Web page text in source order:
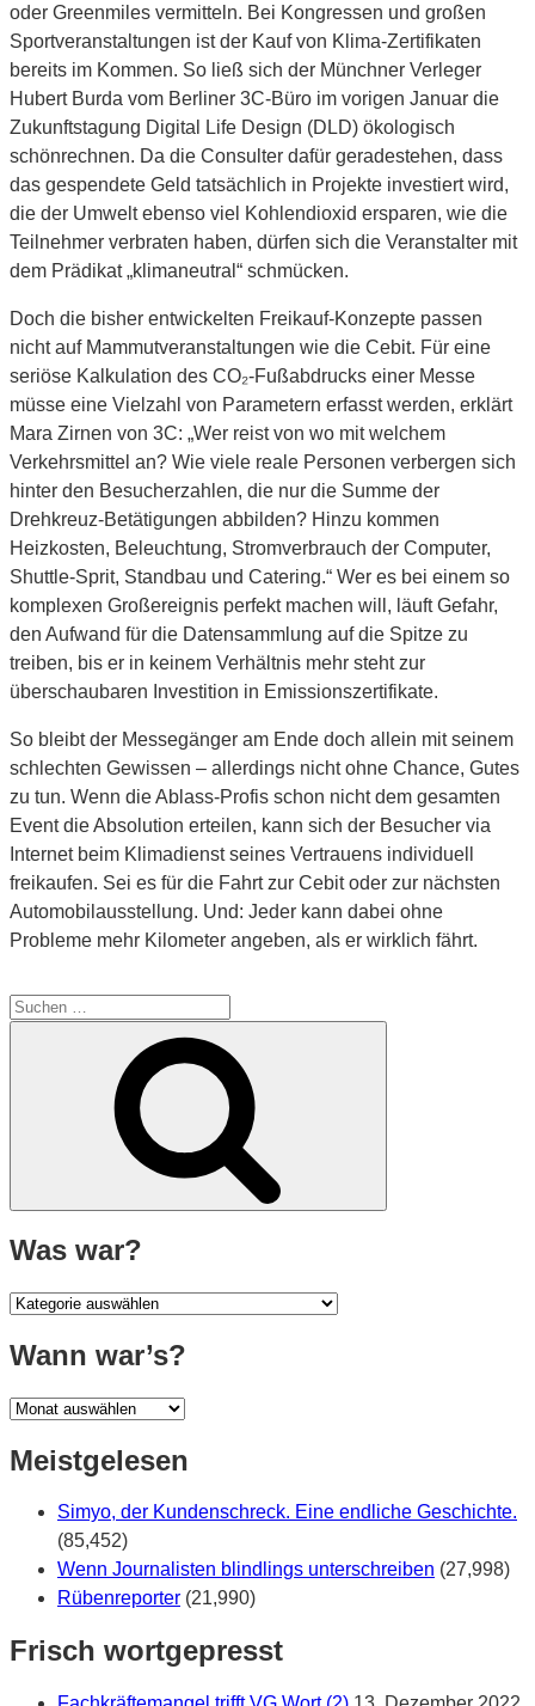
oder Greenmiles vermitteln. Bei Kongressen und großen
Sportveranstaltungen ist der Kauf von Klima-Zertifikaten
bereits im Kommen. So ließ sich der Münchner Verleger
Hubert Burda vom Berliner 3C-Büro im vorigen Januar die
Zukunftstagung Digital Life Design (DLD) ökologisch
schönrechnen. Da die Consulter dafür geradestehen, dass
das gespendete Geld tatsächlich in Projekte investiert wird,
die der Umwelt ebenso viel Kohlendioxid ersparen, wie die
Teilnehmer verbraten haben, dürfen sich die Veranstalter mit
dem Prädikat „klimaneutral“ schmücken.
Doch die bisher entwickelten Freikauf-Konzepte passen
nicht auf Mammutveranstaltungen wie die Cebit. Für eine
seriöse Kalkulation des CO₂-Fußabdrucks einer Messe
müsse eine Vielzahl von Parametern erfasst werden, erklärt
Mara Zirnen von 3C: „Wer reist von wo mit welchem
Verkehrsmittel an? Wie viele reale Personen verbergen sich
hinter den Besucherzahlen, die nur die Summe der
Drehkreuz-Betätigungen abbilden? Hinzu kommen
Heizkosten, Beleuchtung, Stromverbrauch der Computer,
Shuttle-Sprit, Standbau und Catering.“ Wer es bei einem so
komplexen Großereignis perfekt machen will, läuft Gefahr,
den Aufwand für die Datensammlung auf die Spitze zu
treiben, bis er in keinem Verhältnis mehr steht zur
überschaubaren Investition in Emissionszertifikate.
So bleibt der Messegänger am Ende doch allein mit seinem
schlechten Gewissen – allerdings nicht ohne Chance, Gutes
zu tun. Wenn die Ablass-Profis schon nicht dem gesamten
Event die Absolution erteilen, kann sich der Besucher via
Internet beim Klimadienst seines Vertrauens individuell
freikaufen. Sei es für die Fahrt zur Cebit oder zur nächsten
Automobilausstellung. Und: Jeder kann dabei ohne
Probleme mehr Kilometer angeben, als er wirklich fährt.
Suche
Was war?
Was
Wann war’s?
Wann
Meistgelesen
Simyo, der Kundenschreck. Eine endliche Geschichte.
(85,452)
Wenn Journalisten blindlings unterschreiben (27,998)
Rübenreporter (21,990)
Frisch wortgepresst